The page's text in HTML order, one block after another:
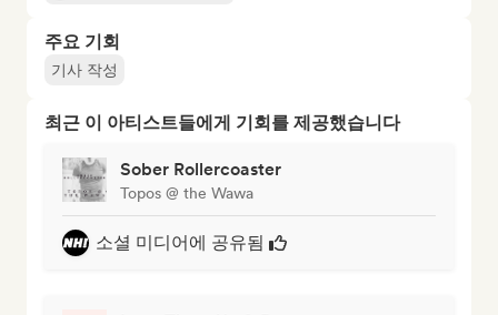
주요 기회
기사 작성
최근 이 아티스트들에게 기회를 제공했습니다
Sober Rollercoaster
Topos @ the Wawa
소셜 미디어에 공유됨